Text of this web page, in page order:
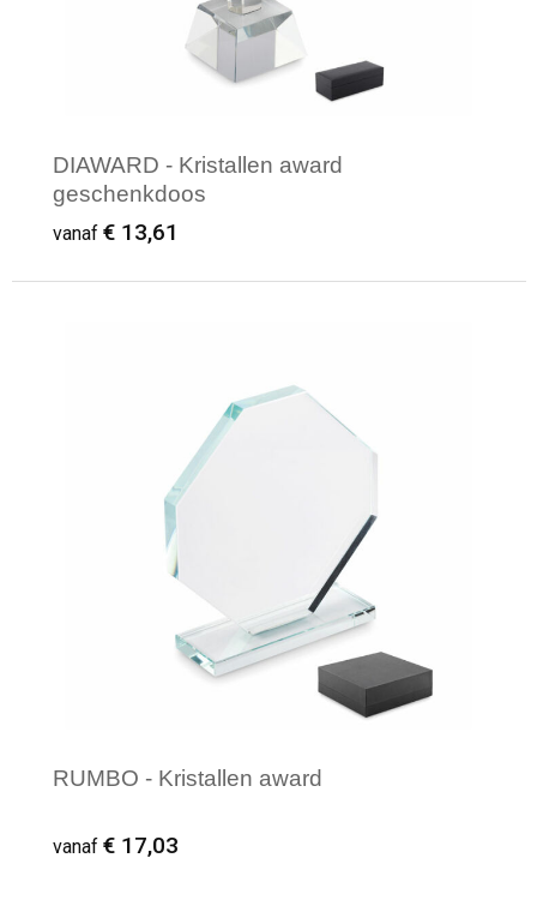
DIAWARD - Kristallen award
geschenkdoos
vanaf € 13,61
RUMBO - Kristallen award
vanaf € 17,03